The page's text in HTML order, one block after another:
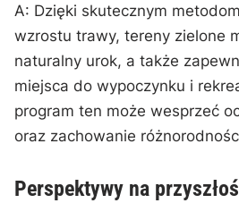
A: Dzięki skutecznym
wzrostu trawy, tereny zielone
naturalny urok, a także
miejsca​ do wypoczynku i‍
program ‌ten może wesprzeć
oraz zachowanie⁢
Perspektywy na